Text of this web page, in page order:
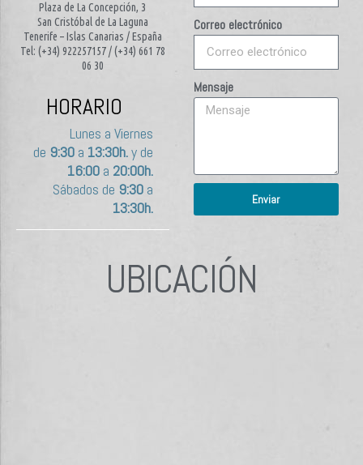
Plaza de La Concepción, 3
San Cristóbal de La Laguna
Tenerife – Islas Canarias / España
Tel: (+34) 922257157 / (+34) 661 78
06 30
HORARIO
Lunes a Viernes
de 9:30a 13:30h.y de
16:00a 20:00h.
Sábados de 9:30a
13:30h.
Correo electrónico
Mensaje
Enviar
UBICACIÓN